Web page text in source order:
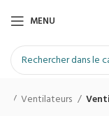
MENU
Ventilateurs